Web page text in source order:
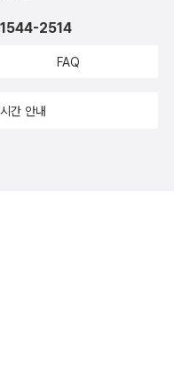
1544-2514
FAQ
간 안내